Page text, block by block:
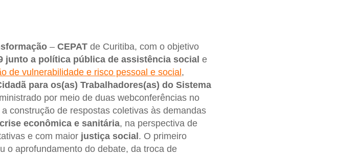
– CEPATde Curitiba, com o objetivo
junto a política pública de assistência social e
de vulnerabilidade e risco pessoal e social ,
para os(as) Trabalhadores(as) do Sistema
por meio de duas webconferências no
construção de respostas coletivas às demandas
crise econômica e sanitária, na perspectiva de
e com maior justiça social . O primeiro
o aprofundamento do debate, da troca de